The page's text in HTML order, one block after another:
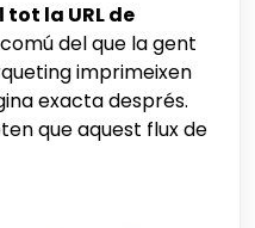
la URL de
del que la gent
imprimeixen
exacta després.
que aquest flux de